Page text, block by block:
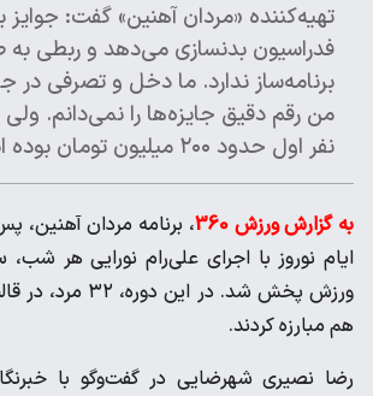
تهیه‌کننده «مردان آهنین» گفت: جوایز
فدراسیون بدنسازی می‌دهد و ربطی به
برنامه‌ساز ندارد. ما دخل و تصرفی در
من رقم دقیق جایزه‌ها را نمی‌دانم. ولی
نفر اول حدود ۲۰۰ میلیون تومان بوده است.
به گزارش ورزش 360
هم مبارزه کردند.
رضا نصیری شهرضایی در گفت‌وگو با